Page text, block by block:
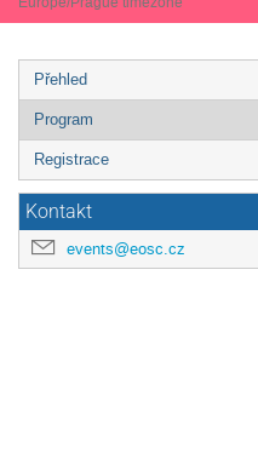
Event
menu
Přehled
Program
Registrace
Kontakt
events@eosc.cz